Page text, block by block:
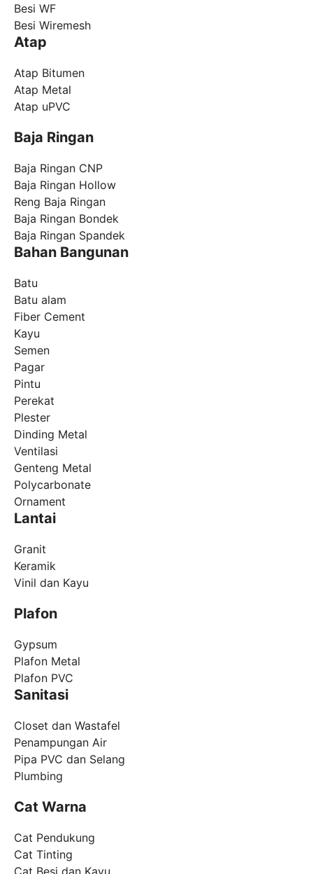
Besi WF
Besi Wiremesh
Atap
Atap Bitumen
Atap Metal
Atap uPVC
Baja Ringan
Baja Ringan CNP
Baja Ringan Hollow
Reng Baja Ringan
Baja Ringan Bondek
Baja Ringan Spandek
Bahan Bangunan
Batu
Batu alam
Fiber Cement
Kayu
Semen
Pagar
Pintu
Perekat
Plester
Dinding Metal
Ventilasi
Genteng Metal
Polycarbonate
Ornament
Lantai
Granit
Keramik
Vinil dan Kayu
Plafon
Gypsum
Plafon Metal
Plafon PVC
Sanitasi
Closet dan Wastafel
Penampungan Air
Pipa PVC dan Selang
Plumbing
Cat Warna
Cat Pendukung
Cat Tinting